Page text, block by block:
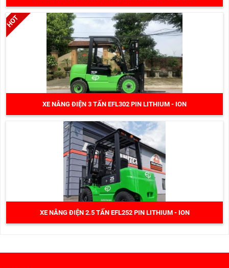
XE NÂNG ĐIỆN 3 TẤN EFL302 PIN LITHIUM - ION
XE NÂNG ĐIỆN 2.5 TẤN EFL252 PIN LITHIUM - ION